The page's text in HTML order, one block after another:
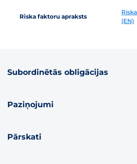
Riska faktoru apraksts
(EN)
Subordinētās obligācijas
Paziņojumi
Pārskati